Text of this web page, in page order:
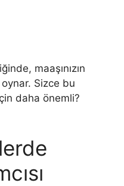
maaşınızın
Sizce bu
daha önemli?